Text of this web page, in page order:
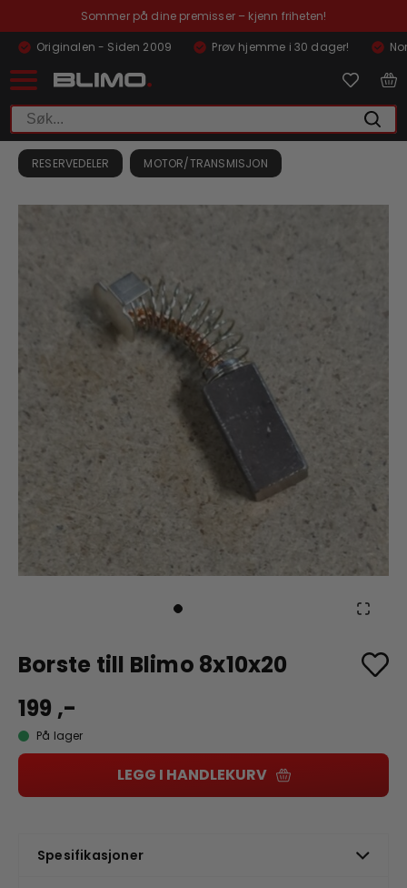
Sommer på dine premisser – kjenn friheten!
Originalen - Siden 2009
Prøv hjemme i 30 dager!
RESERVEDELER MOTOR/TRANSMISJON
Borste till Blimo 8x10x20
199 ,-
På lager
LEGG I HANDLEKURV
Spesifikasjoner